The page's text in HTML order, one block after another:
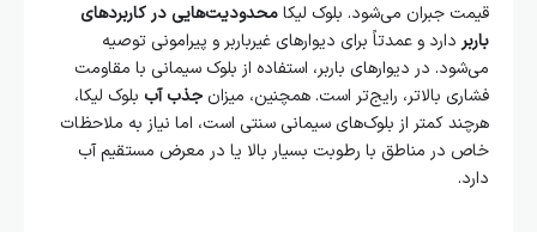
قیمت جبران می‌شود. بلوک لیکامحدودیت‌هایی در کاربردهای
باربر دارد و عمدتاً برای دیوارهای غیرباربر و پیرامونی توصیه
می‌شود. در دیوارهای باربر، استفاده از بلوک سیمانی با مقاومت
فشاری بالاتر، رایج‌تر است. همچنین، میزان جذب آب بلوک لیکا،
هرچند کمتر از بلوک‌های سیمانی سنتی است، اما نیاز به ملاحظات
خاص در مناطق با رطوبت بسیار بالا یا در معرض مستقیم آب
دارد.